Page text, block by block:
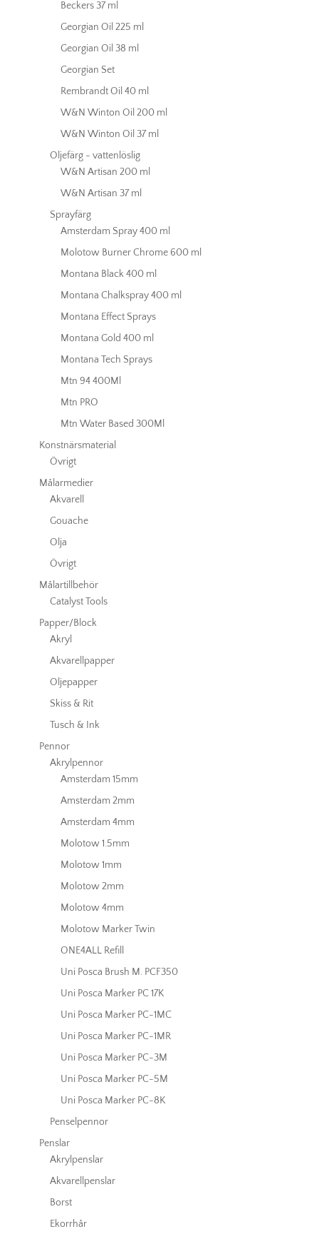
Beckers 37 ml
Georgian Oil 225 ml
Georgian Oil 38 ml
Georgian Set
Rembrandt Oil 40 ml
W&N Winton Oil 200 ml
W&N Winton Oil 37 ml
Oljefärg - vattenlöslig
W&N Artisan 200 ml
W&N Artisan 37 ml
Sprayfärg
Amsterdam Spray 400 ml
Molotow Burner Chrome 600 ml
Montana Black 400 ml
Montana Chalkspray 400 ml
Montana Effect Sprays
Montana Gold 400 ml
Montana Tech Sprays
Mtn 94 400Ml
Mtn PRO
Mtn Water Based 300Ml
Konstnärsmaterial
Övrigt
Målarmedier
Akvarell
Gouache
Olja
Övrigt
Målartillbehör
Catalyst Tools
Papper/Block
Akryl
Akvarellpapper
Oljepapper
Skiss & Rit
Tusch & Ink
Pennor
Akrylpennor
Amsterdam 15mm
Amsterdam 2mm
Amsterdam 4mm
Molotow 1.5mm
Molotow 1mm
Molotow 2mm
Molotow 4mm
Molotow Marker Twin
ONE4ALL Refill
Uni Posca Brush M. PCF350
Uni Posca Marker PC 17K
Uni Posca Marker PC-1MC
Uni Posca Marker PC-1MR
Uni Posca Marker PC-3M
Uni Posca Marker PC-5M
Uni Posca Marker PC-8K
Penselpennor
Penslar
Akrylpenslar
Akvarellpenslar
Borst
Ekorrhår